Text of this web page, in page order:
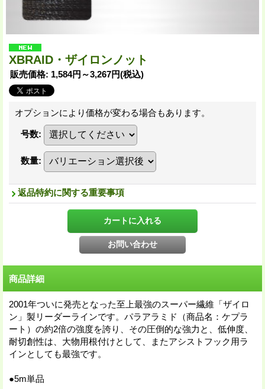
XBRAID・ザイロンノット
販売価格: 1,584円～3,267円(税込)
オプションにより価格が変わる場合もあります。
号数:
数量:
返品特約に関する重要事項
商品詳細
2001年ついに発売となった至上最強のスーパー繊維「ザイロ
ン」製リーダーラインです。パラアラミド（商品名：ケプラ
ート）の約2倍の強度を誇り、その圧倒的な強力と、低伸度、
耐切創性は、大物用根付けとして、またアシストフック用ラ
インとしても最強です。
●5m単品